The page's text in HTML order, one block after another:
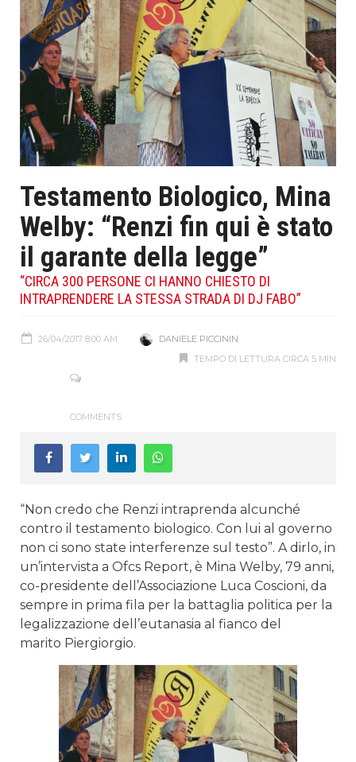
Testamento Biologico, Mina
Welby: “Renzi fin qui è stato
il garante della legge”
“CIRCA 300 PERSONE CI HANNO CHIESTO DI
INTRAPRENDERE LA STESSA STRADA DI DJ FABO”
26/04/2017 8:00 AM
DANIELE PICCININ
TEMPO DI LETTURA CIRCA 5 MIN
COMMENTS
“Non credo che Renzi intraprenda alcunché
contro il testamento biologico. Con lui al governo
non ci sono state interferenze sul testo”. A dirlo, in
un’intervista a Ofcs Report, è Mina Welby, 79 anni,
co-presidente dell’Associazione Luca Coscioni, da
sempre in prima fila per la battaglia politica per la
legalizzazione dell’eutanasia al fianco del
marito Piergiorgio.